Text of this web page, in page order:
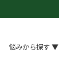
悩みから探す ▼